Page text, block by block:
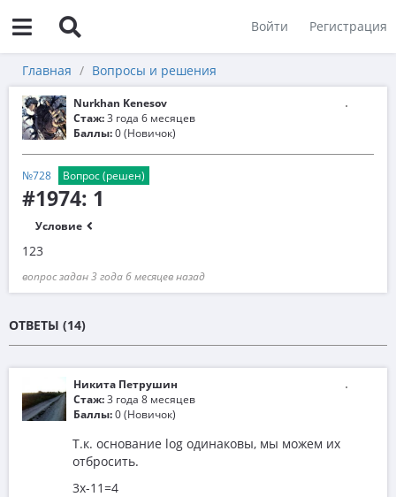
Войти Регистрация
Главная Вопросы и решения
Nurkhan Kenesov
Стаж:3 года 6 месяцев
Баллы:0 (Новичок)
№728 Вопрос (решен)
#1974: 1
Условие
123
вопрос задан 3 года 6 месяцев назад
ОТВЕТЫ (14)
Никита Петрушин
Стаж:3 года 8 месяцев
Баллы:0 (Новичок)
Т.к. основание log одинаковы, мы можем их
отбросить.
3x-11=4